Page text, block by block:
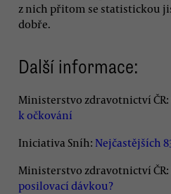
z nich přitom se statistickou
dobře.
Další informace:
Ministerstvo zdravotnictví ČR:
k očkování
Iniciativa Sníh: Nejčastějších
Ministerstvo zdravotnictví ČR:
posilovací dávkou?